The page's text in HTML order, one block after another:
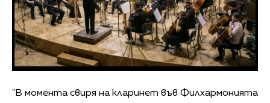
"В момента свиря на кларинет във Филхармонията